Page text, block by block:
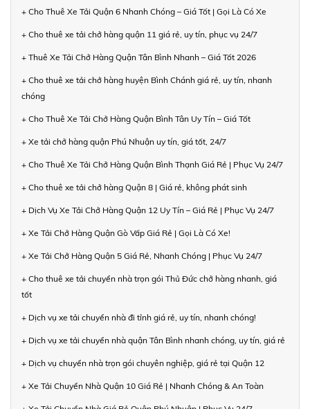
+ Cho Thuê Xe Tải Quận 6 Nhanh Chóng – Giá Tốt | Gọi Là Có Xe
+ Cho thuê xe tải chở hàng quận 11 giá rẻ, uy tín, phục vụ 24/7
+ Thuê Xe Tải Chở Hàng Quận Tân Bình Nhanh – Giá Tốt 2026
+ Cho thuê xe tải chở hàng huyện Bình Chánh giá rẻ, uy tín, nhanh
chóng
+ Cho Thuê Xe Tải Chở Hàng Quận Bình Tân Uy Tín – Giá Tốt
+ Xe tải chở hàng quận Phú Nhuận uy tín, giá tốt, 24/7
+ Cho Thuê Xe Tải Chở Hàng Quận Bình Thạnh Giá Rẻ | Phục Vụ 24/7
+ Cho thuê xe tải chở hàng Quận 8 | Giá rẻ, không phát sinh
+ Dịch Vụ Xe Tải Chở Hàng Quận 12 Uy Tín – Giá Rẻ | Phục Vụ 24/7
+ Xe Tải Chở Hàng Quận Gò Vấp Giá Rẻ | Gọi Là Có Xe!
+ Xe Tải Chở Hàng Quận 5 Giá Rẻ, Nhanh Chóng | Phục Vụ 24/7
+ Cho thuê xe tải chuyển nhà trọn gói Thủ Đức chở hàng nhanh, giá
tốt
+ Dịch vụ xe tải chuyển nhà đi tỉnh giá rẻ, uy tín, nhanh chóng!
+ Dịch vụ xe tải chuyển nhà quận Tân Bình nhanh chóng, uy tín, giá rẻ
+ Dịch vụ chuyển nhà trọn gói chuyên nghiệp, giá rẻ tại Quận 12
+ Xe Tải Chuyển Nhà Quận 10 Giá Rẻ | Nhanh Chóng & An Toàn